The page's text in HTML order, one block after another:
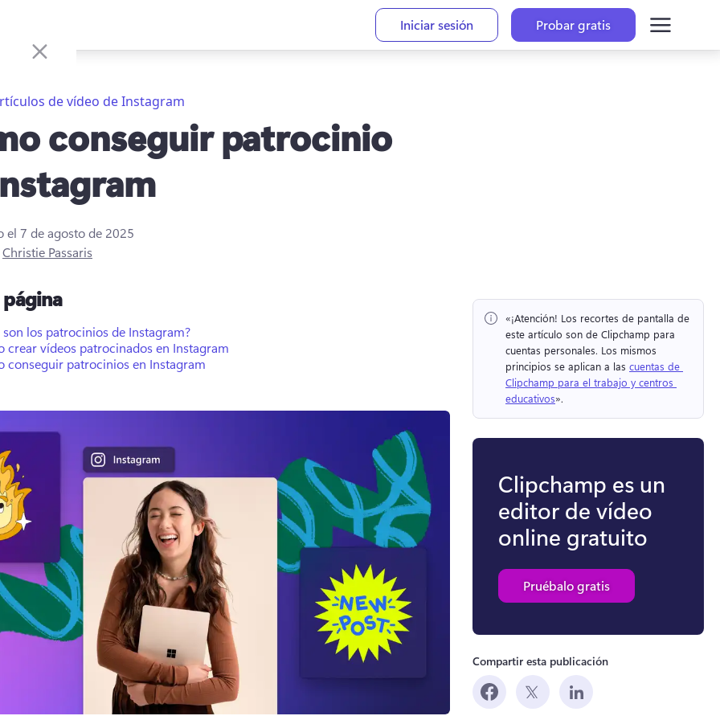
Iniciar sesión Probar gratis
de vídeo de Instagram
conseguir patrocinio
el 7 de agosto de 2025
Christie Passaris
página
son los patrocinios de Instagram?
crear vídeos patrocinados en Instagram
conseguir patrocinios en Instagram
«¡Atención! Los recortes de pantalla de
este artículo son de Clipchamp para
cuentas personales. Los mismos
principios se aplican a las cuentas de
Clipchamp para el trabajo y centros
educativos».
Clipchamp es un
editor de vídeo
online gratuito
Pruébalo gratis
Compartir esta publicación